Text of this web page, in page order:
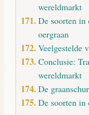
wereldmarkt
De soorten
oergraan
Veelgestelde
Conclusie:
wereldmarkt
De
De soorten